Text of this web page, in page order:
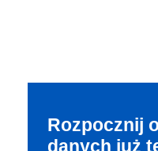
Rozpocznij
danych już